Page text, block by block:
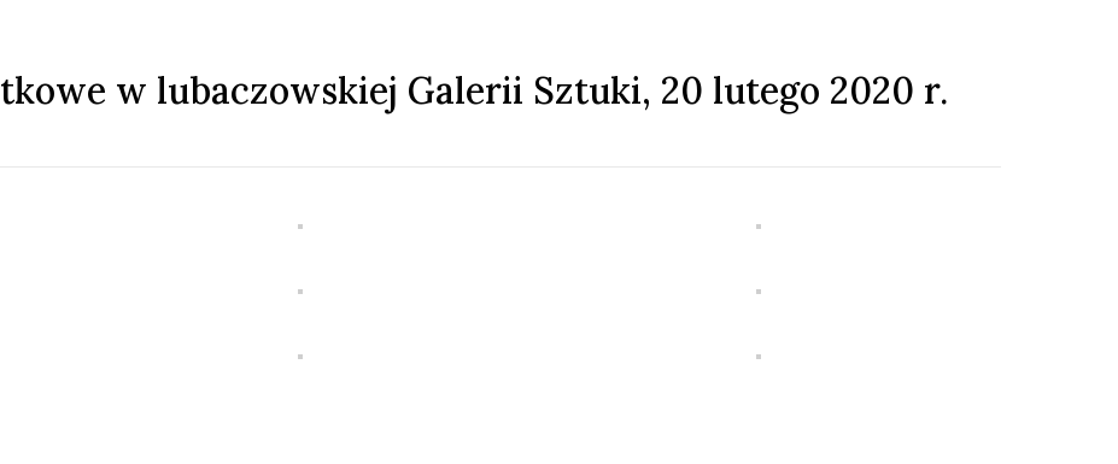
w lubaczowskiej Galerii Sztuki, 20 lutego 2020 r.